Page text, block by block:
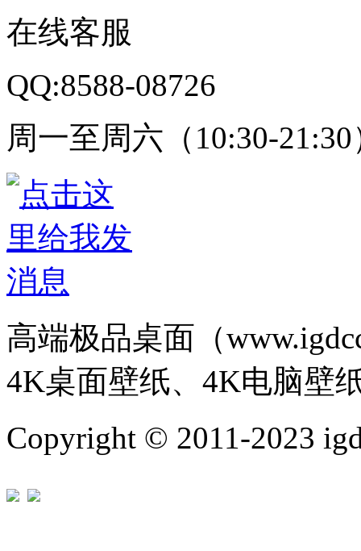
在线客服
QQ:8588-08726
周一至周六（10:30-21:30
高端极品桌面（
4K桌面壁纸、4K电脑壁
Copyright © 2011-2023